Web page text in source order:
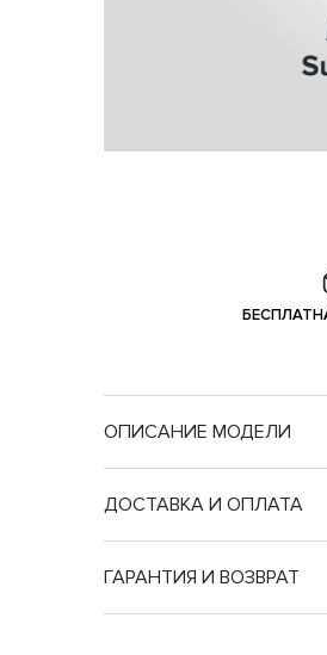
ОПИСАНИЕ МОДЕЛИ
ДОСТАВКА И ОПЛАТА
ГАРАНТИЯ И ВОЗВРАТ